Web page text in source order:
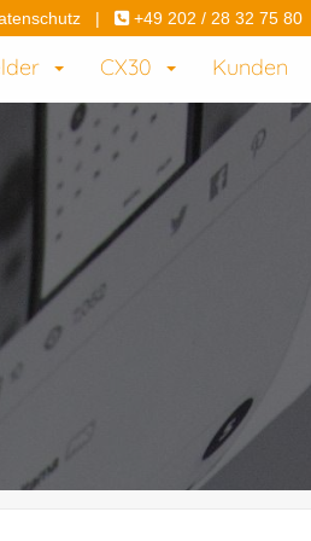
| +49 202 / 28 32 75 80
CX30 Kunden